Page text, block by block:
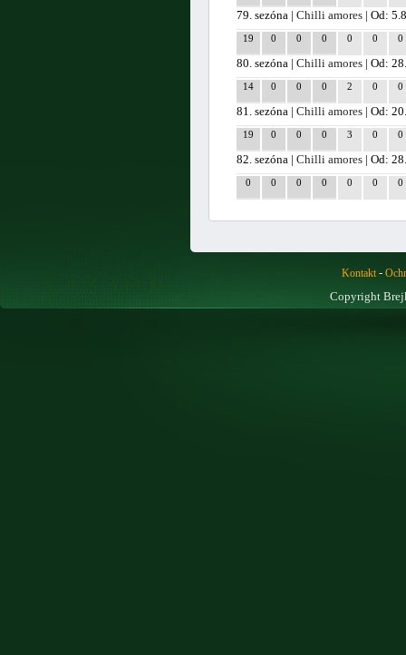
79. sezóna |Chilli amores | Od:
19 0 0 0 0 0 0
80. sezóna |Chilli amores | Od:
14 0 0 0 2 0 0
81. sezóna |Chilli amores | Od:
19 0 0 0 3 0 0
82. sezóna |Chilli amores | Od:
0 0 0 0 0 0 0
Kontakt-
Copyright